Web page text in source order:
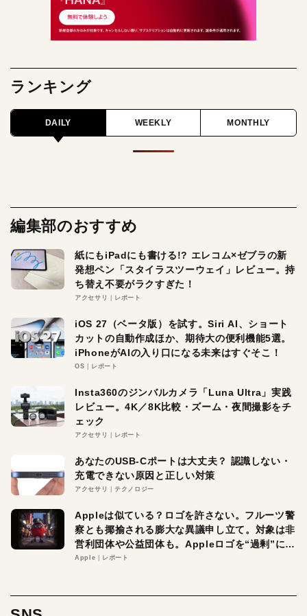
ランキング
DAILY WEEKLY MONTHLY
編集部のおすすめ
紙にもiPadにも書ける!? エレコム×ゼブラの新
発想ペン「スタイラスツーウェイ」レビュー。持
ち替え不要がラクすぎた！
アクセサリ レポート
iOS 27（ベータ版）を試す。Siri AI、ショート
カットの自動作成ほか、期待大の便利機能5選。
iPhoneがAIの入り口になる未来はすぐそこ！
OS レポート
Insta360のジンバルカメラ「Luna Ultra」実践
レビュー。4K／8K比較・ズーム・夜間撮影をチ
ェック
アクセサリ レポート
あなたのUSB-Cポートは大丈夫？ 認識しない・
充電できない原因と正しい対策
アクセサリ テクノロジー
Appleは似ている？ロゴを許さない。フルーツ警
察とも揶揄される膨大な異議申し立て。対象は非
営利団体や公益団体も。Appleロゴを“過剰”に守
る理由とは
Apple レポート